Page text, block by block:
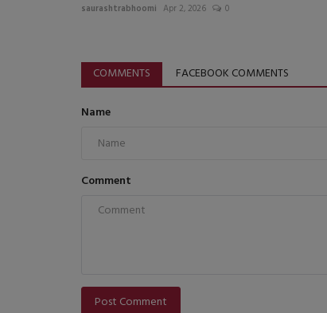
saurashtrabhoomi Apr 2, 2026 0
COMMENTS FACEBOOK COMMENTS
Name
Comment
Post Comment